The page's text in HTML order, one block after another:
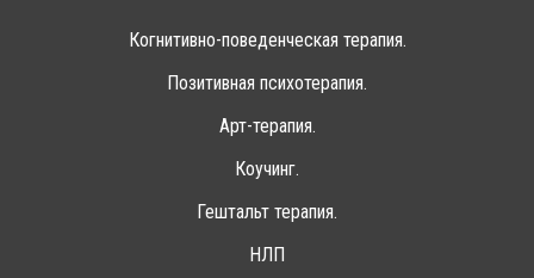
Когнитивно-поведенческая терапия.
Позитивная психотерапия.
Арт-терапия.
Коучинг.
Гештальт терапия.
НЛП